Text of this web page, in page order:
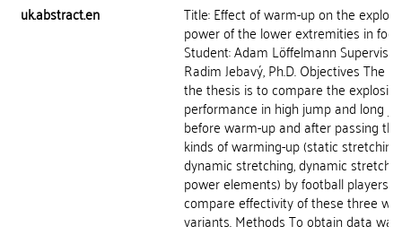
uk.abstract.en
Title: Effect of warm-up on the
power of the lower extremities in
Student: Adam Löffelmann
Radim Jebavý, Ph.D. Objectives The
the thesis is to compare the explosive
performance in high jump and long
before warm-up and after passing
kinds of warming-up (static stretching,
dynamic stretching, dynamic
power elements) by football players.
compare effectivity of these three
variants. Methods To obtain data